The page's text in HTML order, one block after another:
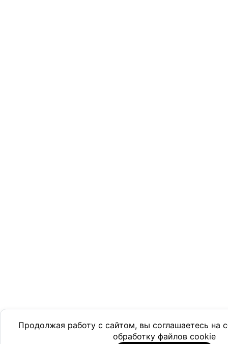
Продолжая работу с сайтом, вы соглашаетесь на
обработку файлов cookie